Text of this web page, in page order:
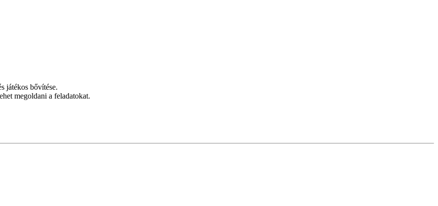
játékos bővítése.
megoldani a feladatokat.